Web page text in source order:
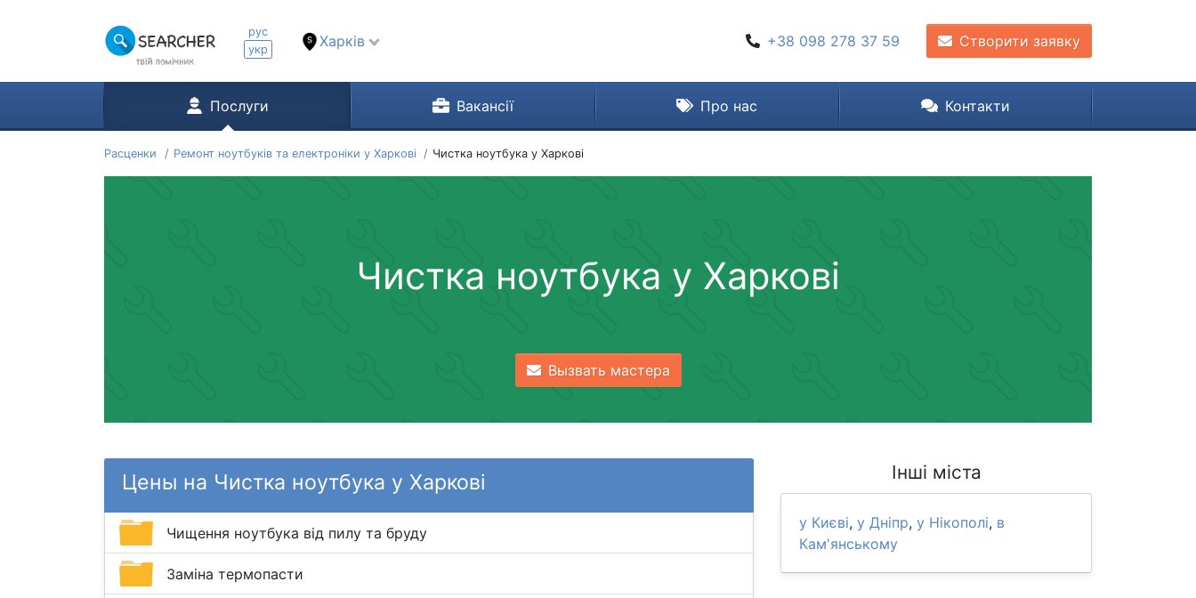
рус
укр
Харків +38 098 278 37 59 Створити заявку
Послуги Вакансії Про нас Контакти
Расценки Ремонт ноутбуків та електроніки у Харкові Чистка ноутбука у Харкові
Чистка ноутбука у Харкові
Вызвать мастера
Цены на Чистка ноутбука у Харкові
Чищення ноутбука від пилу та бруду
Заміна термопасти
Інші міста
у Києві, у Дніпр, у Нікополі, в
Кам'янському